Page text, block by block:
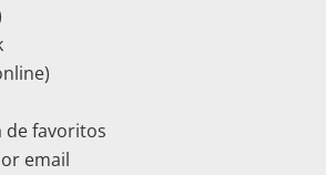
de favoritos
email